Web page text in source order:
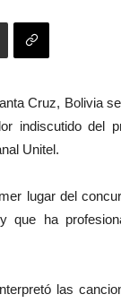
Cruz, Bolivia
indiscutido del
Unitel.
lugar del
ha
las